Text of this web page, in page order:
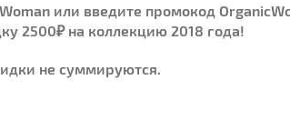
или введите промокод
2500₽ на коллекцию 2018 года!
не суммируются.